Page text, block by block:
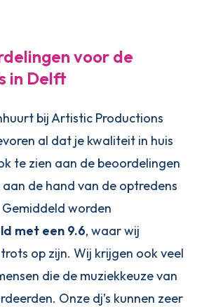
voor de
in Delft
bij Artistic Productions
al dat je kwaliteit in huis
te zien aan de beoordelingen
de hand van de optredens
Gemiddeld worden
met een 9.6, waar wij
op zijn. Wij krijgen ook veel
die de muziekkeuze van
Onze dj’s kunnen zeer